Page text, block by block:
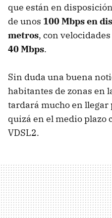
que están en
de unos 100 Mbps en
metros, con velocidades
40 Mbps.
Sin duda una buena
habitantes de zonas en
tardará mucho en llegar
quizá en el medio plazo
VDSL2.